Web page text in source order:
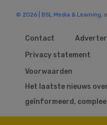
© 2026 | BSL Media & Learning ,
Contact
Privacy statement
Voorwaarden
Het laatste nieuws
geïnformeerd,